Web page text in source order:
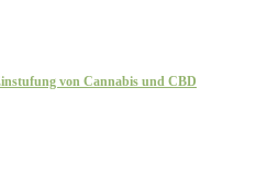
von Cannabis und CBD